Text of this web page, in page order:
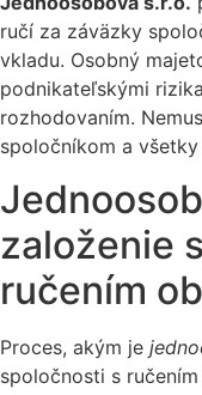
ručí za záväzky
vkladu. Osobný
podnikateľskými
rozhodovaním.
spoločníkom a
založenie
ručením
Proces, akým je
spoločnosti s